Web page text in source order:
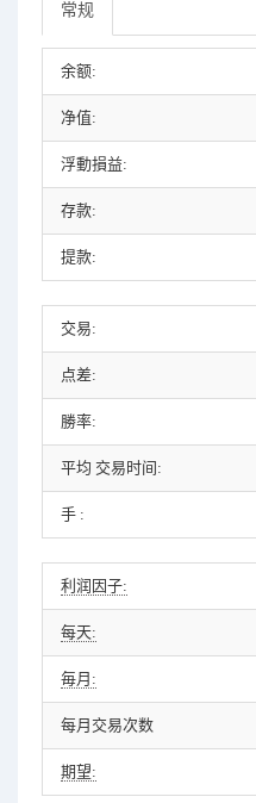
常规
余额:
净值:
浮動損益:
存款:
提款:
交易:
点差:
勝率:
平均 交易时间:
手 :
利润因子:
每天:
毎月:
每月交易次数
期望: